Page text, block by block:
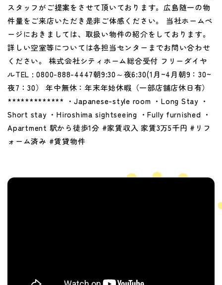
スタッフがご提案をさせて頂いております。広島随一の物
件量をご来店いただき是非ご体感ください。 当社ホームペ
ージにおきましては、取扱い物件の紹介をしております。
詳しい空室等については各担当センターまでお問い合わせ
ください。 株式会社シティホーム総合受付 フリーダイヤ
ルTEL : 0800-888-4447朝9:30～夜6:30(1月~4月朝9：30~
夜7：30） 年中無休：年末年始休暇（一部店舗店休日有）
************* ・Japanese-style room ・Long Stay ・
Short stay ・Hiroshima sightseeing ・Fully furnished ・
Apartment 駅から徒歩1分 #家賃収入 家賃3万5千円 #リフ
ォーム済み #賃貸物件